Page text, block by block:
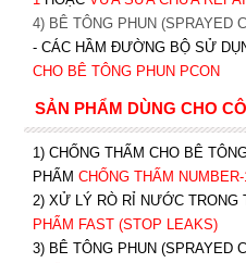
4) BÊ TÔNG PHUN (SPRAYED
- CÁC HẦM ĐƯỜNG BỘ SỬ
CHO BÊ TÔNG PHUN PCON
SẢN PHẨM DÙNG CHO
1) CHỐNG THẤM CHO BÊ
PHẨM CHỐNG THẤM NUMBER-
2) XỬ LÝ RÒ RỈ NƯỚC TRONG
PHẨM FAST (STOP LEAKS)
3) BÊ TÔNG PHUN (SPRAYED